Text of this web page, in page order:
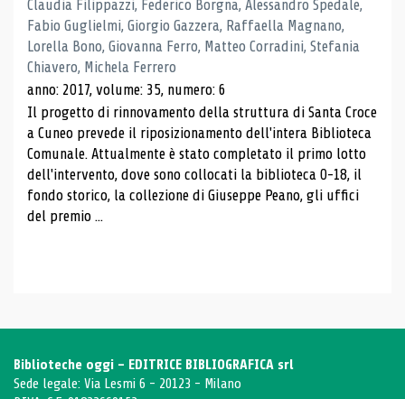
Claudia Filippazzi, Federico Borgna, Alessandro Spedale,
Fabio Guglielmi, Giorgio Gazzera, Raffaella Magnano,
Lorella Bono, Giovanna Ferro, Matteo Corradini, Stefania
Chiavero, Michela Ferrero
anno: 2017, volume: 35, numero: 6
Il progetto di rinnovamento della struttura di Santa Croce
a Cuneo prevede il riposizionamento dell'intera Biblioteca
Comunale. Attualmente è stato completato il primo lotto
dell'intervento, dove sono collocati la biblioteca 0-18, il
fondo storico, la collezione di Giuseppe Peano, gli uffici
del premio ...
Biblioteche oggi - EDITRICE BIBLIOGRAFICA srl
Sede legale: Via Lesmi 6 - 20123 - Milano